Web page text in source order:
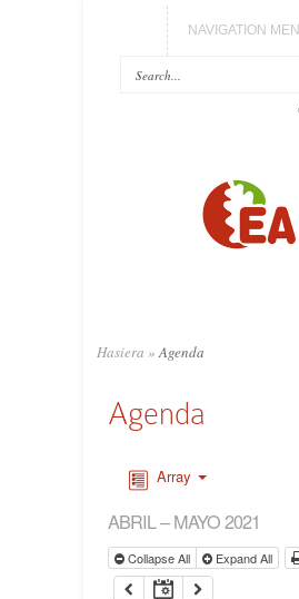
NAVIGATION
Hasiera » Agenda
Agenda
Array
ABRIL – MAYO 2021
Collapse All Expand All